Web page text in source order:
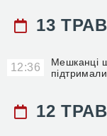
13
12:36
Мешканці
12